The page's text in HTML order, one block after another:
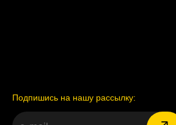
Подпишись на нашу рассылку: